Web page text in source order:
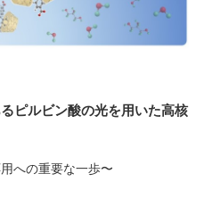
ピルビン酸の光を⽤いた⾼核
への重要な⼀歩〜